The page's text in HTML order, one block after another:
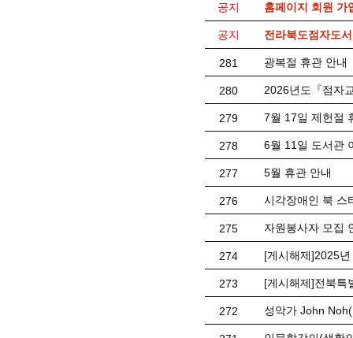
공지 홈페이지 회원 가
공지 전라북도점자도
281 광복절 휴관 안내
280 2026년도『점자
279 7월 17일 제헌절
278 6월 11일 도서관
277 5월 휴관 안내
276 시각장애인 북 스
275 자원봉사자 모집
274 [게시해제]2025
273 [게시해제]전북특
272 성악가 John